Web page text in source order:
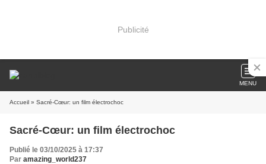
Publicité
MENU
Accueil » Sacré-Cœur: un film électrochoc
Sacré-Cœur: un film électrochoc
Publié le 03/10/2025 à 17:37
Par amazing_world237